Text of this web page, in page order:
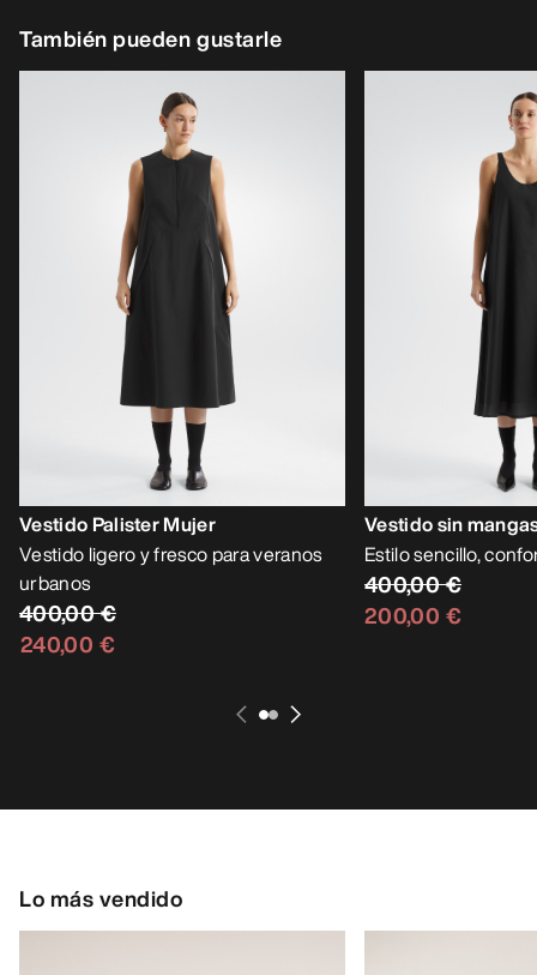
También pueden gustarle
Vestido Palister Mujer
Vestido ligero y fresco para veranos
urbanos
400,00 €
240,00 €
Vestido sin
Estilo sencillo,
400,00 €
200,00 €
Lo más vendido